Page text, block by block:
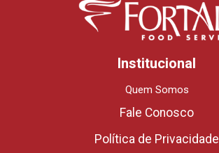
Institucional
Quem Somos
Fale Conosco
Política de Privacidade